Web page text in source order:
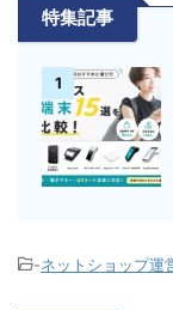
特集記事
1
-ネットショップ運